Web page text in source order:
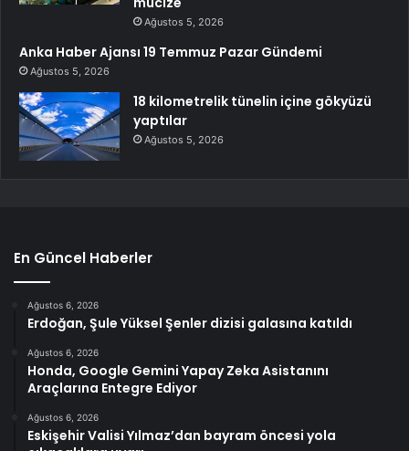
Ağustos 5, 2026
Anka Haber Ajansı 19 Temmuz Pazar Gündemi
Ağustos 5, 2026
18 kilometrelik tünelin içine gökyüzü
yaptılar
Ağustos 5, 2026
En Güncel Haberler
Ağustos 6, 2026
Erdoğan, Şule Yüksel Şenler dizisi galasına katıldı
Ağustos 6, 2026
Honda, Google Gemini Yapay Zeka Asistanını
Araçlarına Entegre Ediyor
Ağustos 6, 2026
Eskişehir Valisi Yılmaz’dan bayram öncesi yola